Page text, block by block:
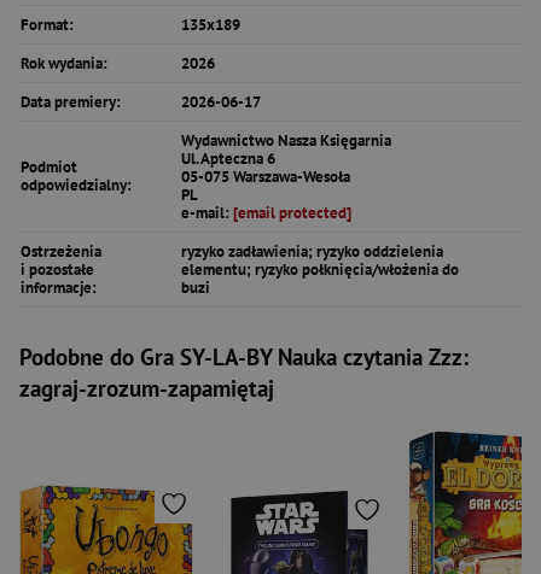
Format:
135x189
Rok wydania:
2026
Data premiery:
2026-06-17
Podmiot
odpowiedzialny:
Wydawnictwo Nasza Księgarnia
Ul. Apteczna 6
05-075 Warszawa-Wesoła
PL
e-mail: [email protected]
Ostrzeżenia
i pozostałe
informacje:
ryzyko zadławienia; ryzyko oddzielenia
elementu; ryzyko połknięcia/włożenia do
buzi
Podobne do Gra SY-LA-BY Nauka czytania Zzz:
zagraj-zrozum-zapamiętaj